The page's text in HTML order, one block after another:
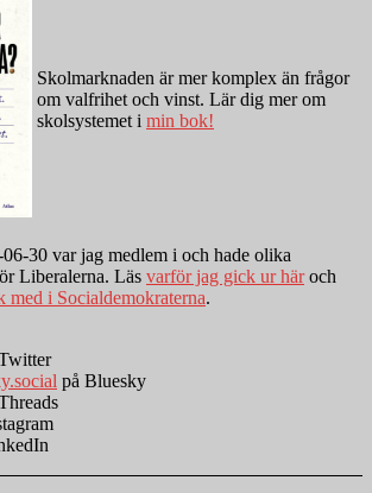
Skolmarknaden är mer komplex än frågor
om valfrihet och vinst. Lär dig mer om
skolsystemet i min bok!
30 var jag medlem i och hade olika
Liberalerna. Läs varför jag gick ur häroch
med i Socialdemokraterna.
på Bluesky